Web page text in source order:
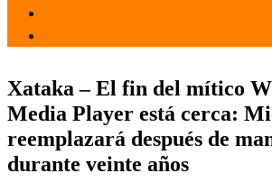
Xataka – El fin del mítico
Media Player está cerca:
reemplazará después de
durante veinte años